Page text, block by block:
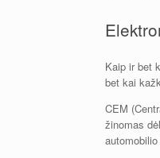
Kaip ir bet
bet kai
CEM
žinomas